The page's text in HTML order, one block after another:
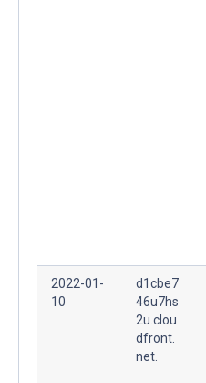
2022-01-
10
d1cbe7
46u7hs
2u.clou
dfront.
net.